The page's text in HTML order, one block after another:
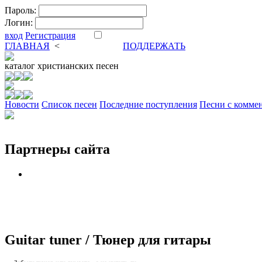
Пароль:
Логин:
вход Регистрация
ГЛАВНАЯ <
ПОДДЕРЖАТЬ
каталог христианских песен
Новости Cписок песен Последние поступления Песни с
Партнеры сайта
Guitar tuner / Тюнер для гитары